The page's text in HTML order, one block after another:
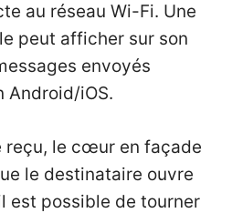
au réseau Wi-Fi. Une
peut afficher sur son
envoyés
Android/iOS.
reçu, le cœur en façade
le destinataire ouvre
est possible de tourner